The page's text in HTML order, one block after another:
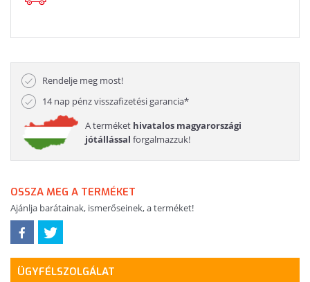
Rendelje meg most!
14 nap pénz visszafizetési garancia*
A terméket hivatalos magyarországi
jótállással forgalmazzuk!
OSSZA MEG A TERMÉKET
Ajánlja barátainak, ismerőseinek, a terméket!
ÜGYFÉLSZOLGÁLAT